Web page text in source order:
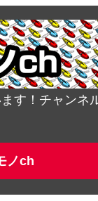
す！チャンネ
ノch